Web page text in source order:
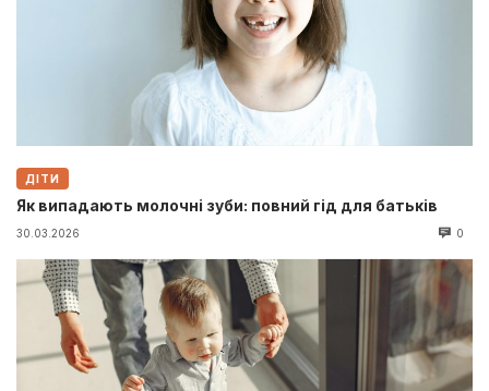
ДІТИ
Як випадають молочні зуби: повний гід для батьків
30.03.2026 0